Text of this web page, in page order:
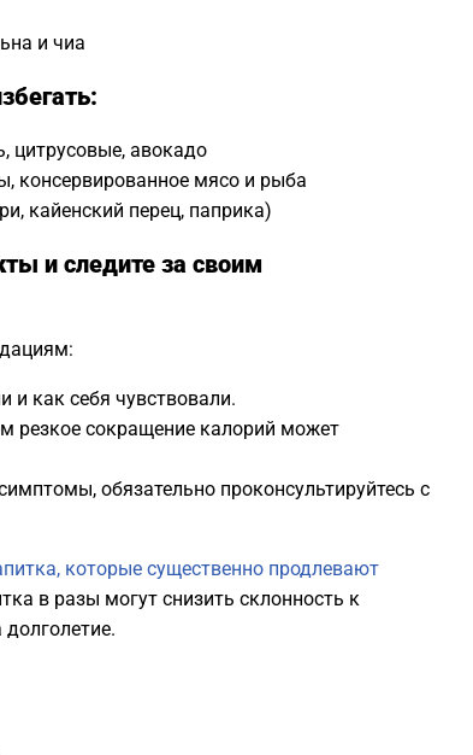
и чиа
цитрусовые, авокадо
консервированное мясо и рыба
кайенский перец, паприка)
и следите за своим
и как себя чувствовали.
резкое сокращение калорий может
обязательно проконсультируйтесь с
которые существенно продлевают
в разы могут снизить склонность к